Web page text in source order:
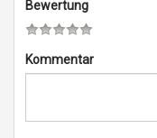
Bewertung
Kommentar